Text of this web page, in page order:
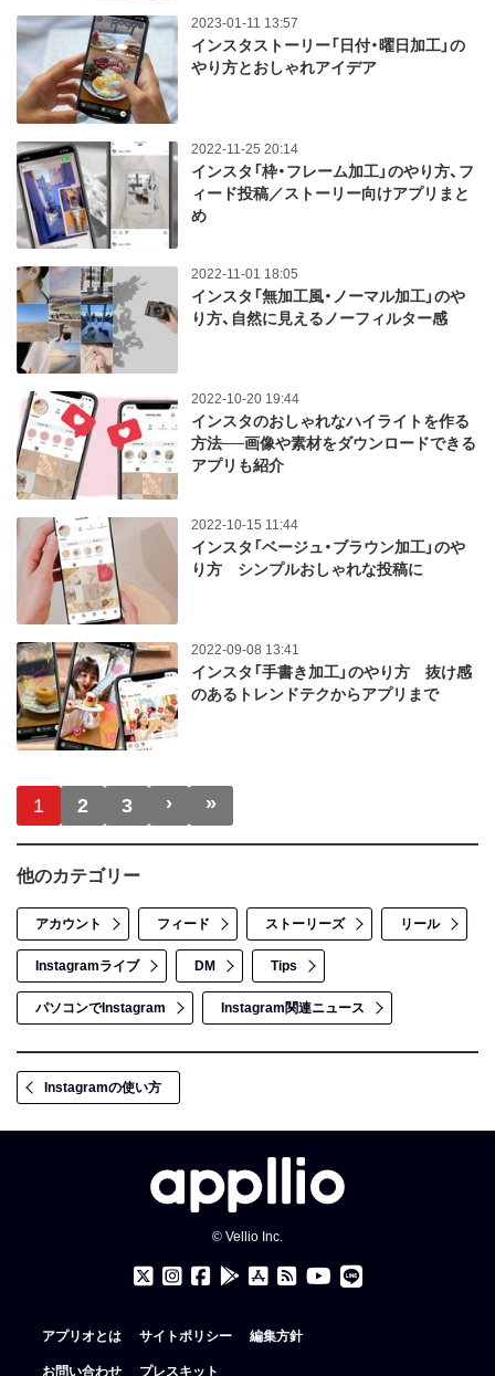
2023-01-11 13:57
インスタストーリー「日付・曜日加工」の
やり方とおしゃれアイデア
2022-11-25 20:14
インスタ「枠・フレーム加工」のやり方、フ
ィード投稿／ストーリー向けアプリまと
め
2022-11-01 18:05
インスタ「無加工風・ノーマル加工」のや
り方、自然に見えるノーフィルター感
2022-10-20 19:44
インスタのおしゃれなハイライトを作る
方法──画像や素材をダウンロードできる
アプリも紹介
2022-10-15 11:44
インスタ「ベージュ・ブラウン加工」のや
り方 シンプルおしゃれな投稿に
2022-09-08 13:41
インスタ「手書き加工」のやり方 抜け感
のあるトレンドテクからアプリまで
ページ送り
1 2 3 › 次ページ
»最終ページ
他のカテゴリー
アカウント フィード ストーリーズ リール
Instagramライブ DM Tips
パソコンでInstagram Instagram関連ニュース
Instagramの使い方
© Vellio Inc.
アプリオとは サイトポリシー 編集方針
お問い合わせ プレスキット